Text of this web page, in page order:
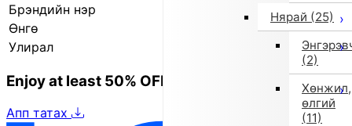
Нярай (25)
(2)
Хөнжил,
өлгий
(11)
Брэндийн нэр
il gufo (Ил Гуфо)
Өнгө
Улирал
2025 оны намар/өвөл
Enjoy at least 50% OFF Tokyo fashion
Апп татах